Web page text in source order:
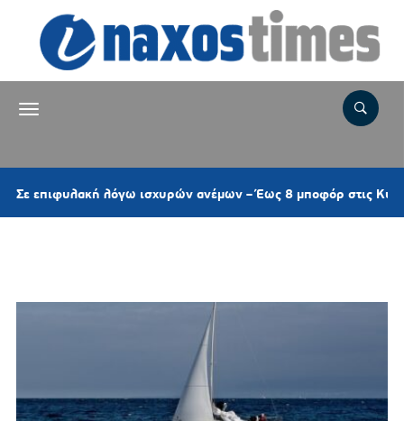
ισχυρών ανέμων – Έως 8 μποφόρ στις Κυκλάδες 4